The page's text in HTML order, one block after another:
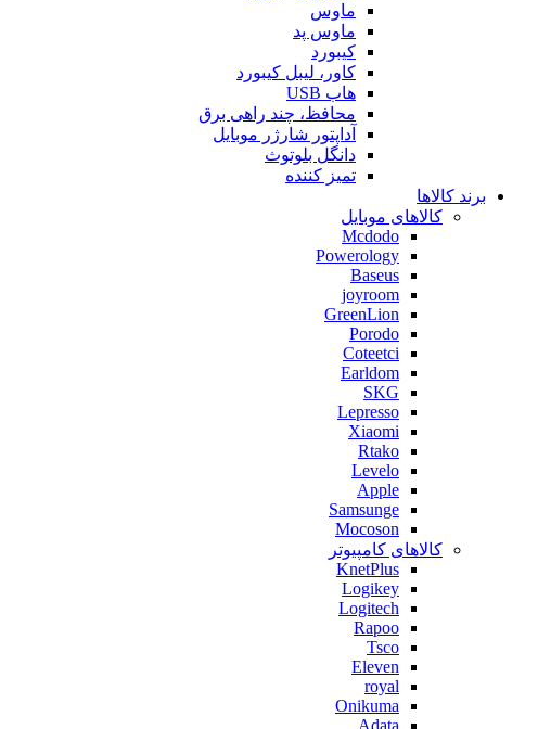
ماوس
ماوس پد
کیبورد
کاور، لیبل کیبورد
هاب USB
محافظ، چند راهی برق
آداپتور شارژر موبایل
دانگل بلوتوث
تمیز کننده
برند کالاها
کالاهای موبایل
Mcdodo
Powerology
Baseus
joyroom
GreenLion
Porodo
Coteetci
Earldom
SKG
Lepresso
Xiaomi
Rtako
Levelo
Apple
Samsunge
Mocoson
کالاهای کامپیوتر
KnetPlus
Logikey
Logitech
Rapoo
Tsco
Eleven
royal
Onikuma
Adata